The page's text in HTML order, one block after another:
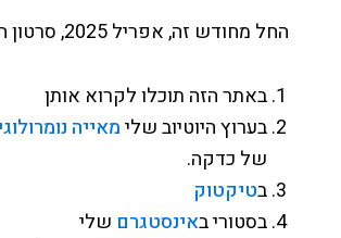
החל מחודש זה, אפריל 2025, סרטון התחזיות השבועיות יעלה באופן הבא:
באתר הזה תוכלו לקרוא אותן
בערוץ היוטיוב שלימאייה
של כדקה.
בטיקטוק
בסטורי באינסטגרם שלי